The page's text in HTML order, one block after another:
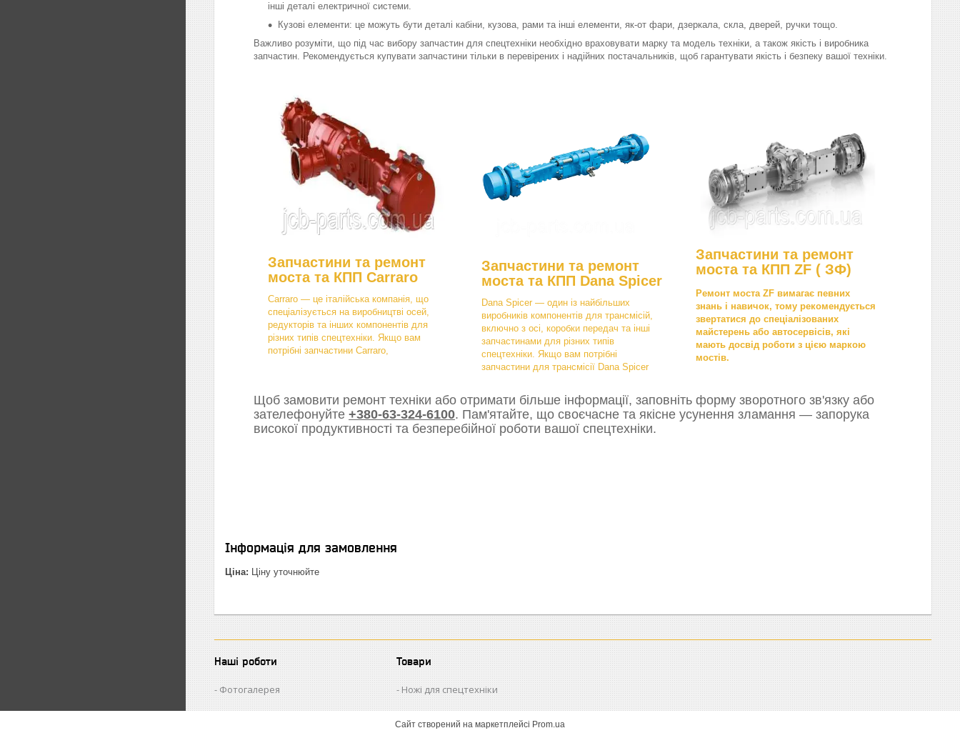
інші деталі електричної системи.
Кузові елементи: це можуть бути деталі кабіни, кузова, рами та інші елементи, як-от фари, дзеркала, скла, дверей, ручки тощо.
Важливо розуміти, що під час вибору запчастин для спецтехніки необхідно враховувати марку та модель техніки, а також якість і виробника
запчастин. Рекомендується купувати запчастини тільки в перевірених і надійних постачальників, щоб гарантувати якість і безпеку вашої техніки.
Запчастини та ремонт
моста та КПП Carraro
Carraro — це італійська компанія, що
спеціалізується на виробництві осей,
редукторів та інших компонентів для
різних типів спецтехніки. Якщо вам
потрібні запчастини Carraro,
Запчастини та ремонт
моста та КПП Dana Spicer
Dana Spicer — один із найбільших
виробників компонентів для трансмісій,
включно з осі, коробки передач та інші
запчастинами для різних типів
спецтехніки. Якщо вам потрібні
запчастини для трансмісії Dana Spicer
Запчастини та ремонт
моста та КПП ZF ( ЗФ)
Ремонт моста ZF вимагає певних
знань і навичок, тому рекомендується
звертатися до спеціалізованих
майстерень або автосервісів, які
мають досвід роботи з цією маркою
мостів.
Щоб замовити ремонт техніки або отримати більше інформації, заповніть форму зворотного зв'язку або
зателефонуйте +380-63-324-6100. Пам'ятайте, що своєчасне та якісне усунення зламання — запорука
високої продуктивності та безперебійної роботи вашої спецтехніки.
Інформація для замовлення
Ціна: Ціну уточнюйте
Наші роботи
Фотогалерея
Товари
Ножі для спецтехніки
Сайт створений на маркетплейсі Prom.ua